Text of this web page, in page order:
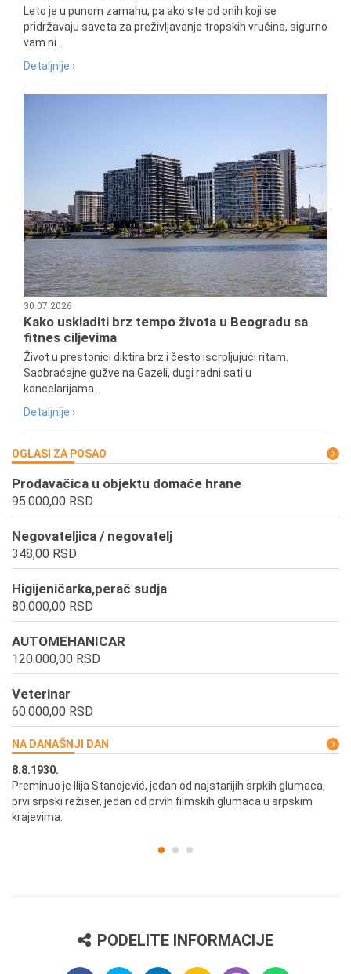
Leto je u punom zamahu, pa ako ste od onih koji se
pridržavaju saveta za preživljavanje tropskih vrućina, sigurno
vam ni...
Detaljnije ›
30.07.2026
Kako uskladiti brz tempo života u Beogradu sa
fitnes ciljevima
Život u prestonici diktira brz i često iscrpljujući ritam.
Saobraćajne gužve na Gazeli, dugi radni sati u
kancelarijama...
Detaljnije ›
OGLASI ZA POSAO
Prodavačica u objektu domaće hrane
95.000,00 RSD
Negovateljica / negovatelj
348,00 RSD
Higijeničarka,perač sudja
80.000,00 RSD
AUTOMEHANICAR
120.000,00 RSD
Veterinar
60.000,00 RSD
NA DANAŠNJI DAN
8.8.1930.
Preminuo je Ilija Stanojević, jedan od najstarijih srpkih glumaca,
prvi srpski režiser, jedan od prvih filmskih glumaca u srpskim
krajevima.
PODELITE INFORMACIJE